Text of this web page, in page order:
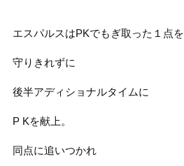
エスパルスはPKでもぎ取った１点を
守りきれずに
後半アディショナルタイムに
P Kを献上。
同点に追いつかれ